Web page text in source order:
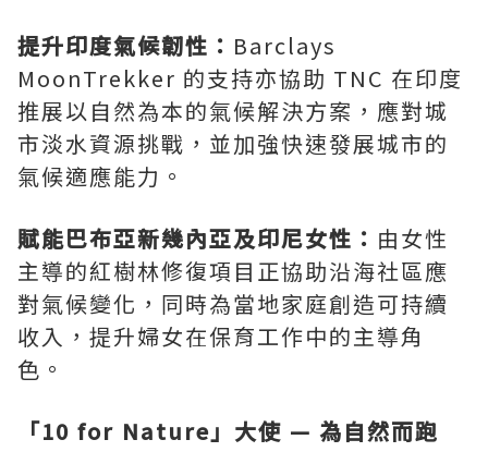
提升印度氣候韌性： Barclays
MoonTrekker 的支持亦協助 TNC 在印度
推展以自然為本的氣候解決方案，應對城
市淡水資源挑戰，並加強快速發展城市的
氣候適應能力。
賦能巴布亞新幾內亞及印尼女性： 由女性
主導的紅樹林修復項目正協助沿海社區應
對氣候變化，同時為當地家庭創造可持續
收入，提升婦女在保育工作中的主導角
色。
「10 for Nature 」大使 — 為自然而跑